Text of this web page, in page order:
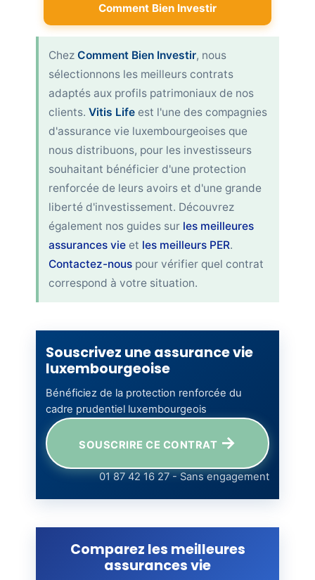
Comment Bien Investir
Chez Comment Bien Investir, nous
sélectionnons les meilleurs contrats
adaptés aux profils patrimoniaux de nos
clients. Vitis Lifeest l'une des compagnies
d'assurance vie luxembourgeoises que
nous distribuons, pour les investisseurs
souhaitant bénéficier d'une protection
renforcée de leurs avoirs et d'une grande
liberté d'investissement. Découvrez
également nos guides sur les meilleures
assurances vieet les meilleurs PER.
Contactez-nouspour vérifier quel contrat
correspond à votre situation.
Souscrivez une assurance vie
luxembourgeoise
Bénéficiez de la protection renforcée du
cadre prudentiel luxembourgeois
SOUSCRIRE CE CONTRAT →
01 87 42 16 27 - Sans engagement
Comparez les meilleures
assurances vie